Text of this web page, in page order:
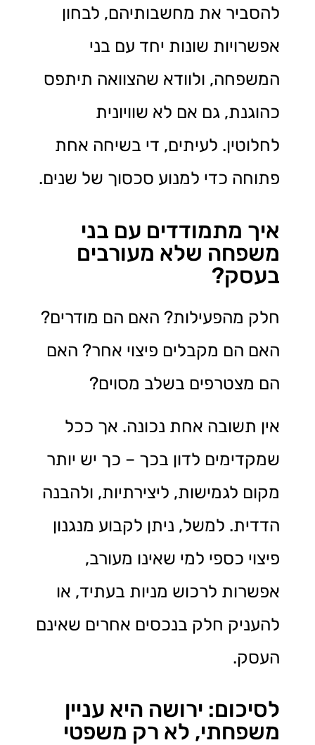
להסביר את מחשבותיהם, לבחון
אפשרויות שונות יחד עם בני
המשפחה, ולוודא שהצוואה תיתפס
כהוגנת, גם אם לא שוויונית
לחלוטין. לעיתים, די בשיחה אחת
פתוחה כדי למנוע סכסוך של שנים.
איך מתמודדים עם בני
משפחה שלא מעורבים
בעסק?
חלק מהפעילות? האם הם מודרים?
האם הם מקבלים פיצוי אחר? האם
הם מצטרפים בשלב מסוים?
אין תשובה אחת נכונה. אך ככל
שמקדימים לדון בכך – כך יש יותר
מקום לגמישות, ליצירתיות, ולהבנה
הדדית. למשל, ניתן לקבוע מנגנון
פיצוי כספי למי שאינו מעורב,
אפשרות לרכוש מניות בעתיד, או
להעניק חלק בנכסים אחרים שאינם
העסק.
לסיכום: ירושה היא עניין
משפחתי, לא רק משפטי